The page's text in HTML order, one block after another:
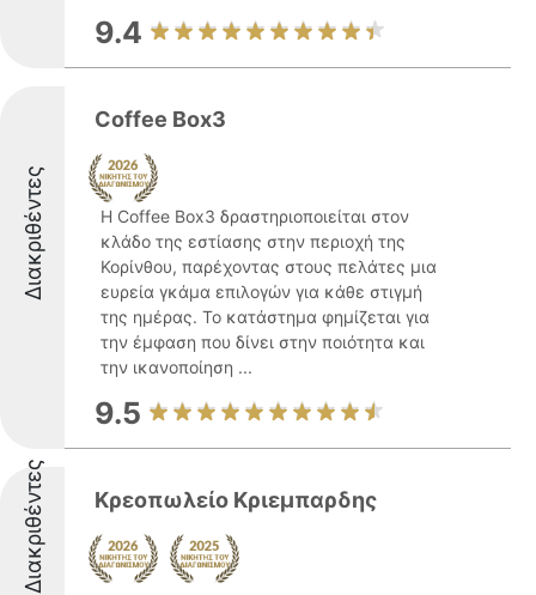
9.4
Διακριθέντες
Coffee Box3
Η Coffee Box3 δραστηριοποιείται στον
κλάδο της εστίασης στην περιοχή της
Κορίνθου, παρέχοντας στους πελάτες μια
ευρεία γκάμα επιλογών για κάθε στιγμή
της ημέρας. Το κατάστημα φημίζεται για
την έμφαση που δίνει στην ποιότητα και
την ικανοποίηση ...
9.5
Διακριθέντες Κρεοπωλείο Κριεμπαρδης